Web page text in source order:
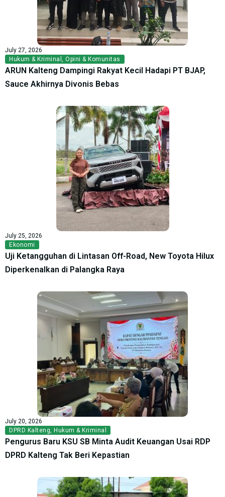
July 27, 2026
Hukum & Kriminal , Opini & Komunitas
ARUN Kalteng Dampingi Rakyat Kecil Hadapi PT BJAP,
Sauce Akhirnya Divonis Bebas
July 25, 2026
Ekonomi
Uji Ketangguhan di Lintasan Off-Road, New Toyota Hilux
Diperkenalkan di Palangka Raya
July 20, 2026
DPRD Kalteng, Hukum & Kriminal
Pengurus Baru KSU SB Minta Audit Keuangan Usai RDP
DPRD Kalteng Tak Beri Kepastian